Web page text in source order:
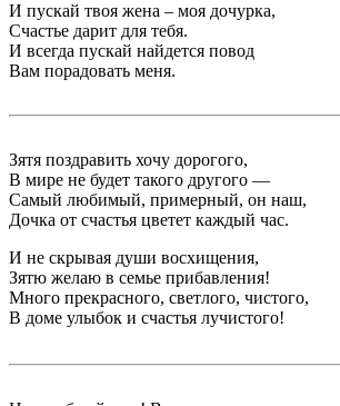
И пускай твоя жена – моя дочурка,
Счастье дарит для тебя.
И всегда пускай найдется повод
Вам порадовать меня.
Зятя поздравить хочу дорогого,
В мире не будет такого другого —
Самый любимый, примерный, он наш,
Дочка от счастья цветет каждый час.
И не скрывая души восхищения,
Зятю желаю в семье прибавления!
Много прекрасного, светлого, чистого,
В доме улыбок и счастья лучистого!